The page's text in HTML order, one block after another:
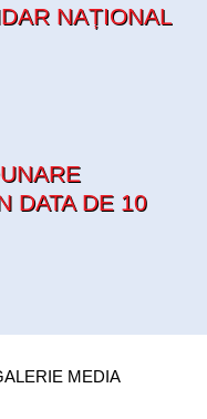
NAȚIONAL
DATA DE 10
MEDIA